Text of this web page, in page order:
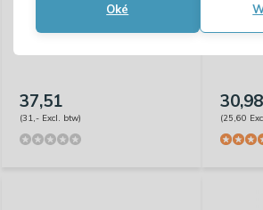
Oké
Speedwrap 450 dispenser
37,51
(31,- Excl. btw)
30,98
(25,60